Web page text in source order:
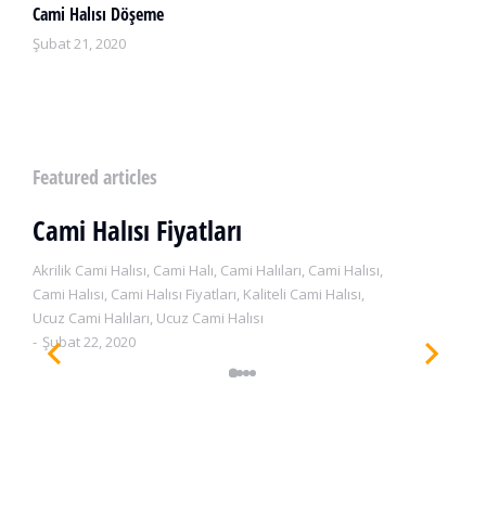
Cami Halısı Döşeme
Şubat 21, 2020
Featured articles
Cami Halısı Fiyatları
Akrilik Cami Halısı, Cami Halı, Cami Halıları, Cami Halısı,
Cami Halısı, Cami Halısı Fiyatları, Kaliteli Cami Halısı,
Ucuz Cami Halıları, Ucuz Cami Halısı
Şubat 22, 2020